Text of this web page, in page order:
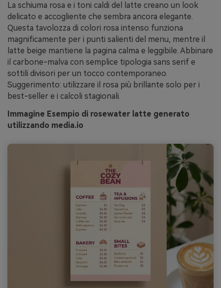
La schiuma rosa e i toni caldi del latte creano un look
delicato e accogliente che sembra ancora elegante.
Questa tavolozza di colori rosa intenso funziona
magnificamente per i punti salienti del menu, mentre il
latte beige mantiene la pagina calma e leggibile. Abbinare
il carbone-malva con semplice tipologia sans serif e
sottili divisori per un tocco contemporaneo.
Suggerimento: utilizzare il rosa più brillante solo per i
best-seller e i calcoli stagionali.
Immagine Esempio di rosewater latte generato
utilizzando media.io